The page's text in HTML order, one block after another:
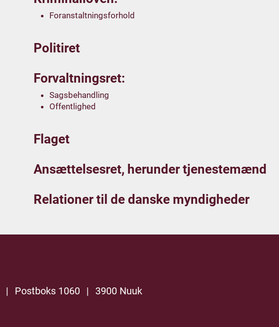
Foranstaltningsforhold
Politiret
Forvaltningsret:
Sagsbehandling
Offentlighed
Flaget
Ansættelsesret, herunder tjenestemænd
Relationer til de danske myndigheder
| Postboks 1060 |
3900 Nuuk